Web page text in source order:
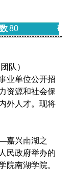
80 研
队）
业单位公开招
资源和社会保
外人才。现将
嘉兴南湖之
民政府举办的
院南湖学院。